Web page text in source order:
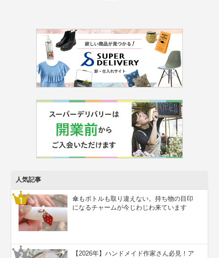
人気記事
傘もボトルも取り違えない。持ち物の目印
になるチャームが今じわじわ来ています
【2026年】ハンドメイド作家さん必見！ア